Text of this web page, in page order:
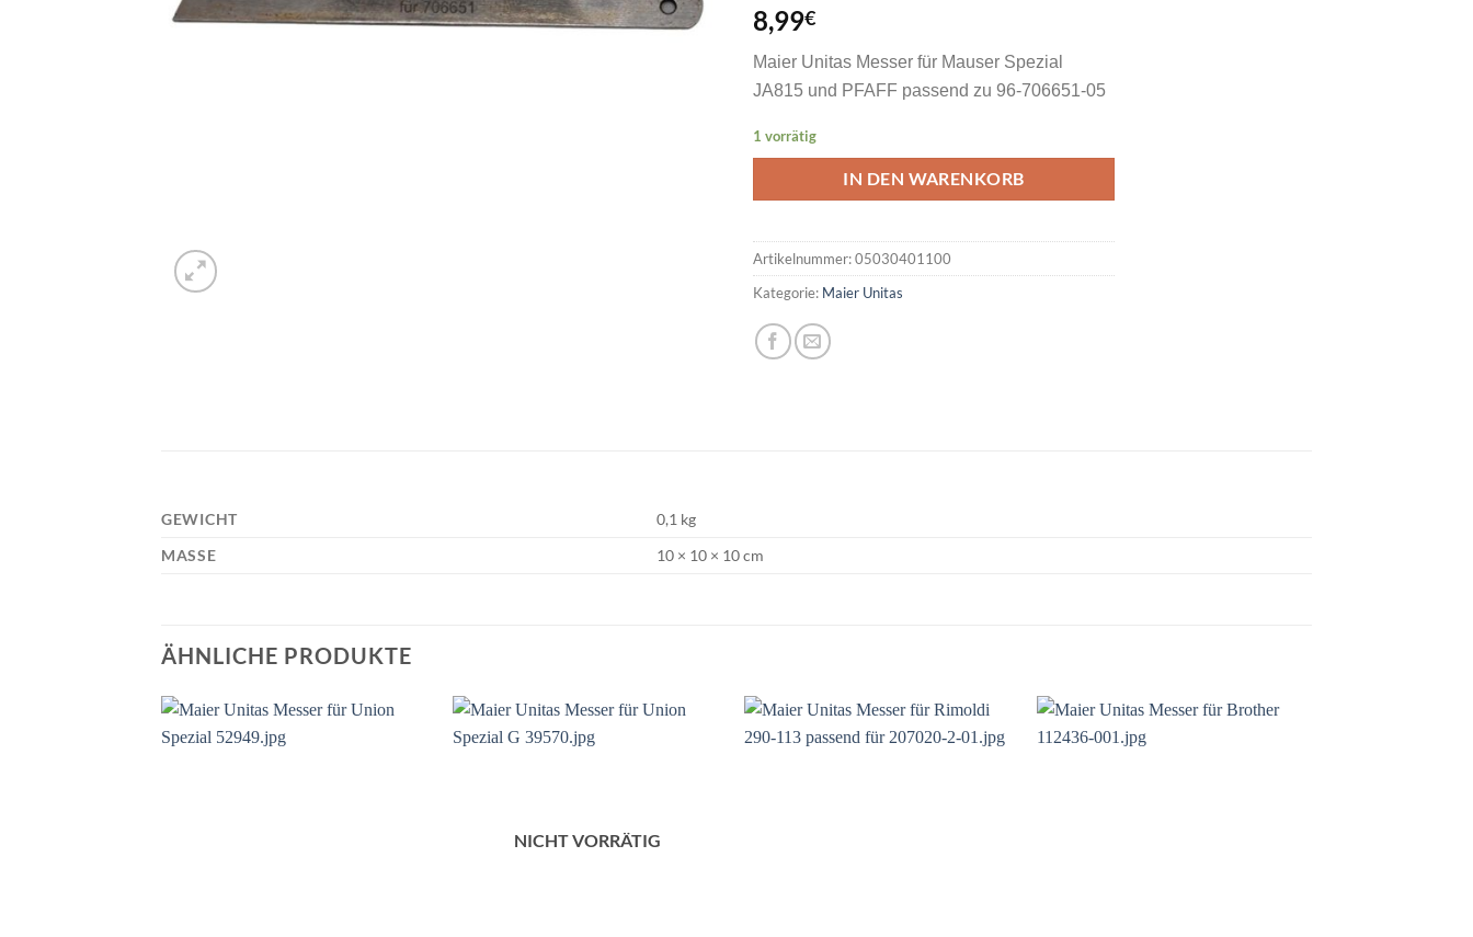
8,99€
Maier Unitas Messer für Mauser Spezial
JA815 und PFAFF passend zu 96-706651-05
1 vorrätig
IN DEN WARENKORB
Artikelnummer:05030401100
Kategorie: Maier Unitas
GEWICHT
0,1 kg
MASSE
10 × 10 × 10 cm
ÄHNLICHE PRODUKTE
NICHT VORRÄTIG